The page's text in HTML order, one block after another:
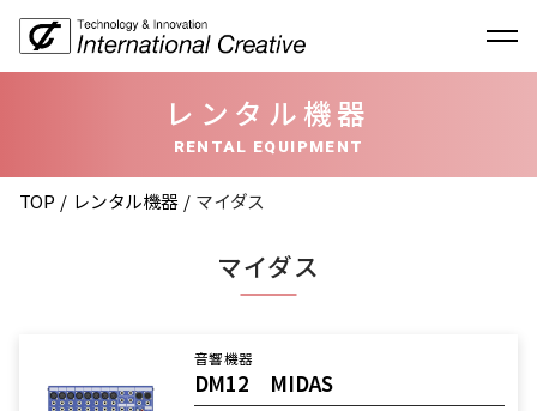
レンタル機器
RENTAL EQUIPMENT
TOP レンタル機器 マイダス
マイダス
音響機器
DM12 MIDAS